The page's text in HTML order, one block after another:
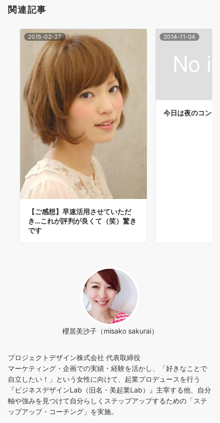
ン
関連記事
2015-02-27
【ご感想】早速活用させていただ
き…これが評判が良くて（笑）驚き
です
2014-11-04
今日は夜のコン
櫻居美沙子（misako sakurai）
プロジェクトデザイン株式会社 代表取締役
マーケティング・企画での実績・経験を活かし、「好きなことで
自立したい！」という女性に向けて、起業プロデュースを行う
『ビジネスデザインLab（旧名・美起業Lab）』主宰する他、自分
軸や強みを見つけて自分らしくステップアップするための「ステ
ップアップ・コーチング」を実施。